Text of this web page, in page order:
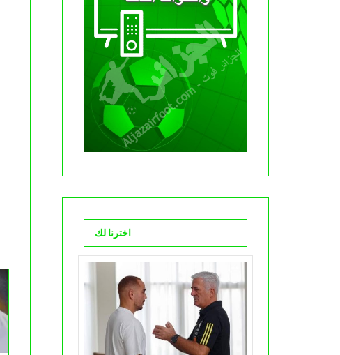
اخترنا لك